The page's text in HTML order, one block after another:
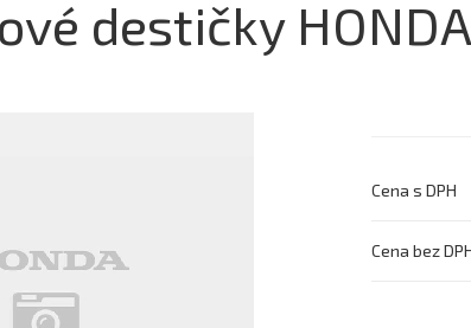
destičky
Cena s DPH
Cena bez